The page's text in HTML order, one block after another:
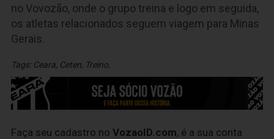
no Vovozão, onde o grupo treina e logo em seguida,
os atletas relacionados seguem viagem para Minas
Gerais.
Tags: Ceara, Ceten, Treino,
Faça seu cadastro no VozaoID.com, é a sua conta